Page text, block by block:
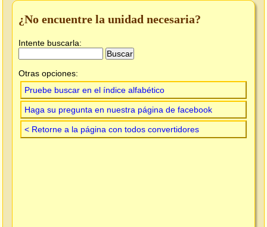
¿No encuentre la unidad necesaria?
Intente buscarla:
Otras opciones:
Pruebe buscar en el índice alfabético
Haga su pregunta en nuestra página de facebook
< Retorne a la página con todos convertidores